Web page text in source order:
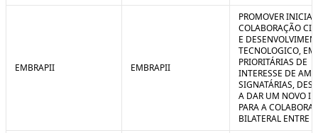
EMBRAPII EMBRAPII
PROMOVER
COLABORAÇÃO
E
TECNOLOGICO, EM
PRIORITÁRIAS DE
INTERESSE DE
SIGNATÁRIAS,
A DAR UM NOVO
PARA A
BILATERAL ENTRE